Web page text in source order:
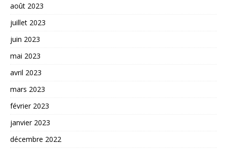
août 2023
juillet 2023
juin 2023
mai 2023
avril 2023
mars 2023
février 2023
janvier 2023
décembre 2022